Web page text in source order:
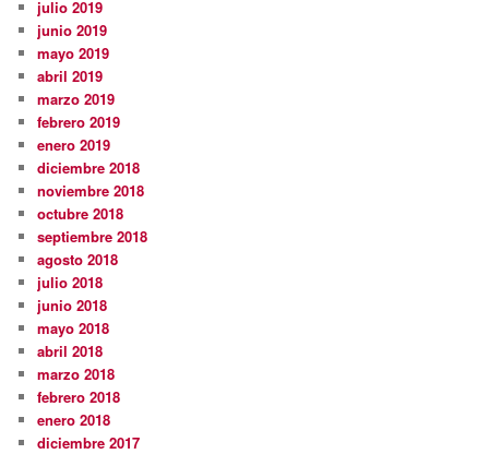
julio 2019
junio 2019
mayo 2019
abril 2019
marzo 2019
febrero 2019
enero 2019
diciembre 2018
noviembre 2018
octubre 2018
septiembre 2018
agosto 2018
julio 2018
junio 2018
mayo 2018
abril 2018
marzo 2018
febrero 2018
enero 2018
diciembre 2017